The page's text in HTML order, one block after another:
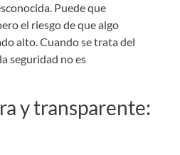
Puede que
el riesgo de que algo
alto. Cuando se trata del
seguridad no es
y transparente: